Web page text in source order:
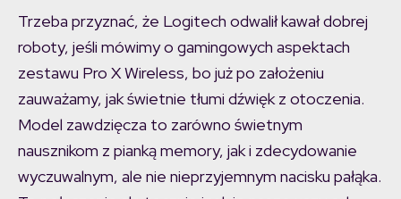
Trzeba przyznać, że Logitech odwalił kawał dobrej
roboty, jeśli mówimy o gamingowych aspektach
zestawu Pro X Wireless, bo już po założeniu
zauważamy, jak świetnie tłumi dźwięk z otoczenia.
Model zawdzięcza to zarówno świetnym
nausznikom z pianką memory, jak i zdecydowanie
wyczuwalnym, ale nie nieprzyjemnym nacisku pałąka.